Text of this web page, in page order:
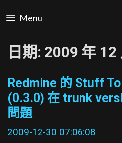
to
Menu
日期: 2009 年 12
Redmine 的 Stuff
(0.3.0) 在 trunk
問題
2009-12-30 07:06:08